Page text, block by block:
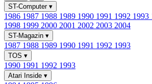
ST-Computer ▾
1986 1987 1988 1989 1990 1991 1992 1993
1998 1999 2000 2001 2002 2003 2004
ST-Magazin ▾
1987 1988 1989 1990 1991 1992 1993
TOS ▾
1990 1991 1992 1993
Atari Inside ▾